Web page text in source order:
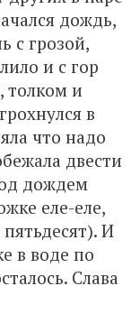
дождь,
с грозой,
и с гор
толком и
в
что надо
двести
дождем
еле-еле,
И
в воде по
Слава